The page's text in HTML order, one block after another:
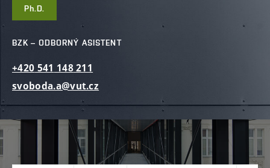
Ph.D.
BZK – ODBORNÝ ASISTENT
+420 541 148211
svoboda.a@vut.cz